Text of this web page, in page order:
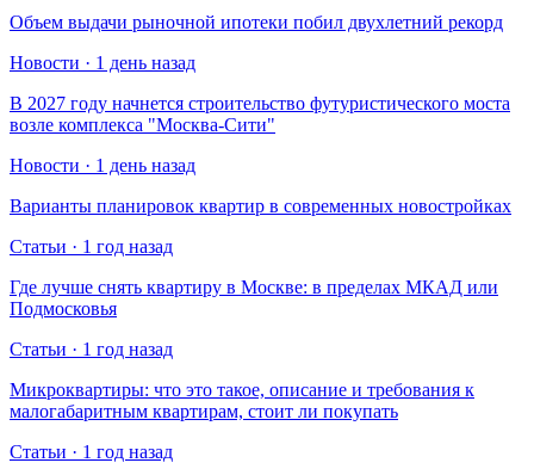
Объем выдачи рыночной ипотеки побил двухлетний рекорд
Новости · 1 день назад
В 2027 году начнется строительство футуристического моста
возле комплекса "Москва-Сити"
Новости · 1 день назад
Варианты планировок квартир в современных новостройках
Статьи · 1 год назад
Где лучше снять квартиру в Москве: в пределах МКАД или
Подмосковья
Статьи · 1 год назад
Микроквартиры: что это такое, описание и требования к
малогабаритным квартирам, стоит ли покупать
Статьи · 1 год назад